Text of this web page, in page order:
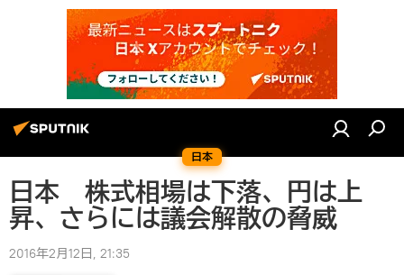
日本
日本 株式相場は下落、円は上
昇、さらには議会解散の脅威
2016年2月12日, 21:35